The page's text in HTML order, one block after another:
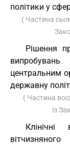
політики у
( Частина
Рішення
центральним
державну
( Частина
із
Клінічні